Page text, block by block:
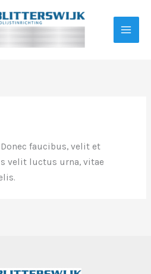
faucibus, velit et
velit luctus urna, vitae